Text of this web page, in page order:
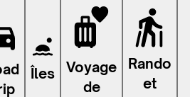
Îles
Voyage
de
Rando
et